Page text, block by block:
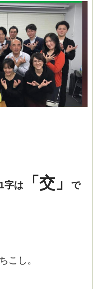
字は 「交」
で
こし。